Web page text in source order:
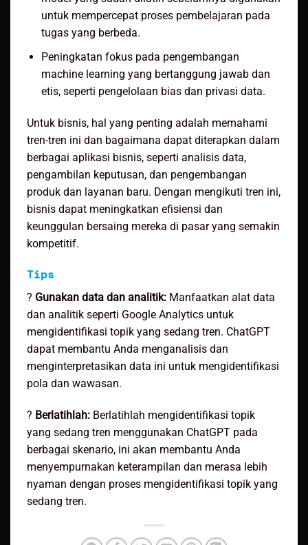
untuk mempercepat proses pembelajaran pada
tugas yang berbeda.
Peningkatan fokus pada pengembangan
machine learning yang bertanggung jawab dan
etis, seperti pengelolaan bias dan privasi data.
Untuk bisnis, hal yang penting adalah memahami
tren-tren ini dan bagaimana dapat diterapkan dalam
berbagai aplikasi bisnis, seperti analisis data,
pengambilan keputusan, dan pengembangan
produk dan layanan baru. Dengan mengikuti tren ini,
bisnis dapat meningkatkan efisiensi dan
keunggulan bersaing mereka di pasar yang semakin
kompetitif.
Tips
? Gunakan data dan analitik: Manfaatkan alat data
dan analitik seperti Google Analytics untuk
mengidentifikasi topik yang sedang tren. ChatGPT
dapat membantu Anda menganalisis dan
menginterpretasikan data ini untuk mengidentifikasi
pola dan wawasan.
? Berlatihlah: Berlatihlah mengidentifikasi topik
yang sedang tren menggunakan ChatGPT pada
berbagai skenario, ini akan membantu Anda
menyempurnakan keterampilan dan merasa lebih
nyaman dengan proses mengidentifikasi topik yang
sedang tren.